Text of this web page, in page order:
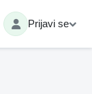
Prijavi se